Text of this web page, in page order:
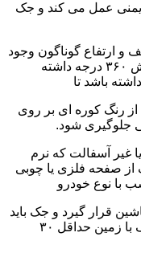
عمل می کند و جک
ارتفاع گوناگون وجود
دارد.یک جک سوسماری باید دسته با چرخش ۳۶۰ درجه داشته
باشد تا
از رنگ کوره ای بر روی
جلوگیری شود.
غیر آسفالت که نرم
از صفحه فلزی یا چوبی
با نوع خودرو
قرار گیرد و جک باید
خودرو را به نحوی بالا ببرد تا فاصله لاستیک با زمین حداقل ۳۰